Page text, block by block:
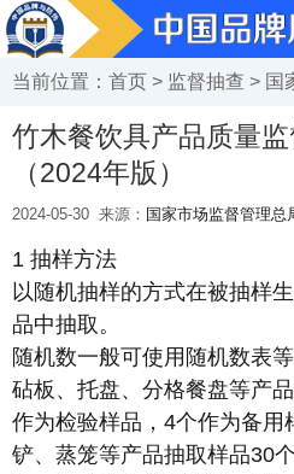
当前位置： 首页 > 监督抽查 > 国
竹木餐饮具产品质量
（2024年版）
2024-05-30 来源： 国家市场监督管理总
1 抽样方法
以随机抽样的方式在被抽样
品中抽取。
随机数一般可使用随机数表等
砧板、托盘、分格餐盘等产
作为检验样品，4个作为备用
铲、蒸笼等产品抽取样品30